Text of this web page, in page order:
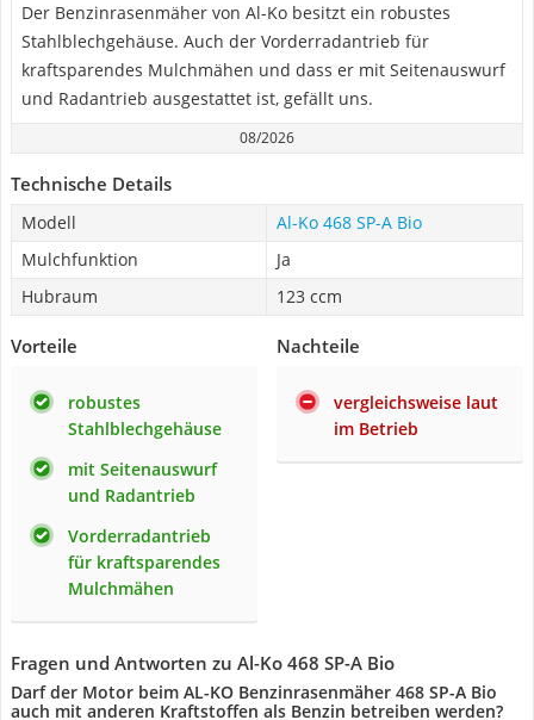
Der Benzinrasenmäher von Al-Ko besitzt ein robustes
Stahlblechgehäuse. Auch der Vorderradantrieb für
kraftsparendes Mulchmähen und dass er mit Seitenauswurf
und Radantrieb ausgestattet ist, gefällt uns.
08/2026
Technische Details
Modell
Al-Ko 468 SP-A Bio
Mulchfunktion
Ja
Hubraum
123 ccm
Vorteile
robustes
Stahlblechgehäuse
mit Seitenauswurf
und Radantrieb
Vorderradantrieb
für kraftsparendes
Mulchmähen
Nachteile
vergleichsweise laut
im Betrieb
Fragen und Antworten zu Al-Ko 468 SP-A Bio
Darf der Motor beim AL-KO Benzinrasenmäher 468 SP-A Bio
auch mit anderen Kraftstoffen als Benzin betreiben werden?